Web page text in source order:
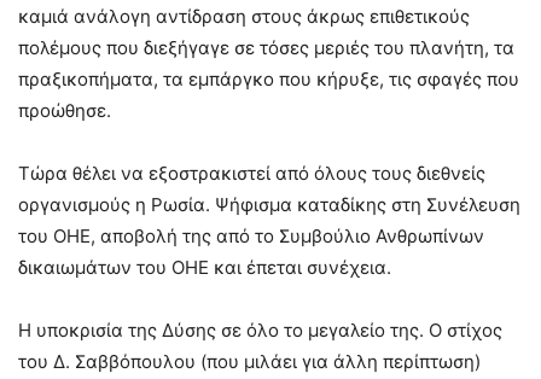
καμιά ανάλογη αντίδραση στους άκρως επιθετικούς
πολέμους που διεξήγαγε σε τόσες μεριές του πλανήτη, τα
πραξικοπήματα, τα εμπάργκο που κήρυξε, τις σφαγές που
προώθησε.
Τώρα θέλει να εξοστρακιστεί από όλους τους διεθνείς
οργανισμούς η Ρωσία. Ψήφισμα καταδίκης στη Συνέλευση
του ΟΗΕ, αποβολή της από το Συμβούλιο Ανθρωπίνων
δικαιωμάτων του ΟΗΕ και έπεται συνέχεια.
Η υποκρισία της Δύσης σε όλο το μεγαλείο της. Ο στίχος
του Δ. Σαββόπουλου (που μιλάει για άλλη περίπτωση)